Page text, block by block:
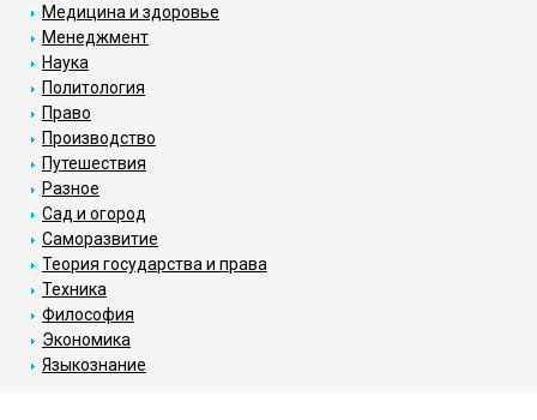
Медицина и здоровье
Менеджмент
Наука
Политология
Право
Производство
Путешествия
Разное
Сад и огород
Саморазвитие
Теория государства и права
Техника
Философия
Экономика
Языкознание